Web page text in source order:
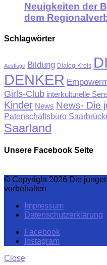
Neuigkeiten der
dem
Schlagwörter
Ausflüge Bildung Dialog-Kreis
DENKER
Girls-Club interkulturelle
Kinder News News- Die
Patenschaftsbüro
Saarland
Unsere Facebook Seite
© Copyright 2026 Die
vorbehalten
Impressum
Datenschutzerklärung
Facebook
Instagram
Close